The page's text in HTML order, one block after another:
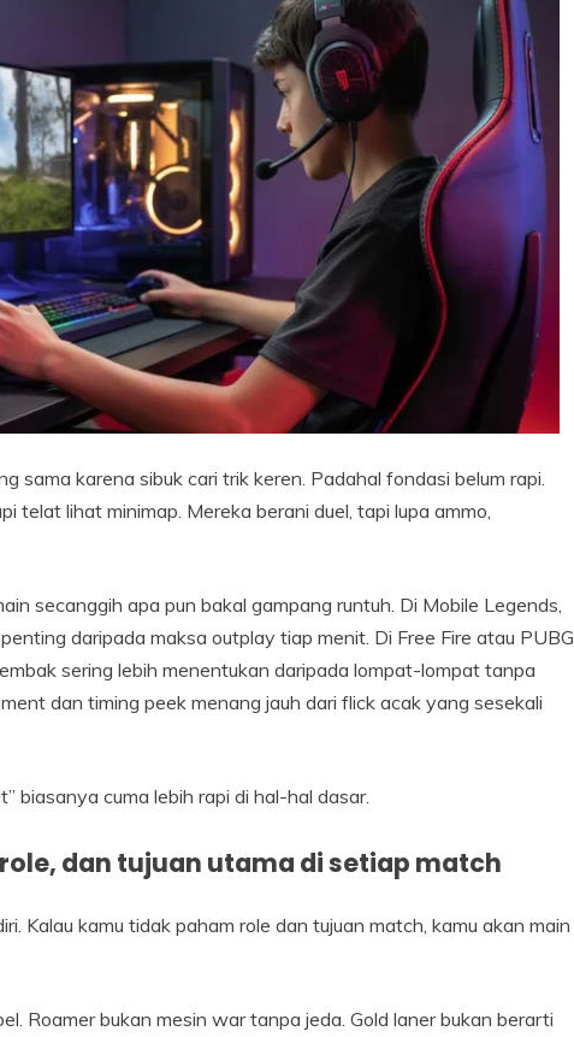
sama karena sibuk cari trik keren. Padahal fondasi belum rapi.
telat lihat minimap. Mereka berani duel, tapi lupa ammo,
secanggih apa pun bakal gampang runtuh. Di Mobile Legends,
daripada maksa outplay tiap menit. Di Free Fire atau PUBG
sering lebih menentukan daripada lompat-lompat tanpa
dan timing peek menang jauh dari flick acak yang sesekali
biasanya cuma lebih rapi di hal-hal dasar.
dan tujuan utama di setiap match
Kalau kamu tidak paham role dan tujuan match, kamu akan main
Roamer bukan mesin war tanpa jeda. Gold laner bukan berarti